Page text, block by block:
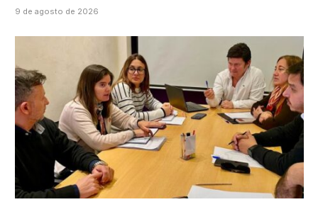
9 de agosto de 2026